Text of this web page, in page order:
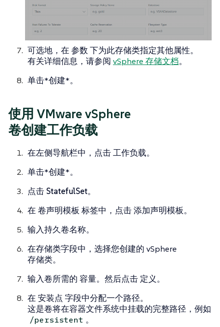
可选地，在 参数 下为此存储类指定其他属性。
有关详细信息，请参阅 vSphere 存储文档。
单击*创建*。
使用 VMware vSphere
卷创建工作负载
在左侧导航栏中，点击工作负载。
单击*创建*。
点击 StatefulSet。
在 卷声明模板 标签中，点击添加声明模板。
输入持久卷名称。
在存储类字段中，选择您创建的 vSphere
存储类。
输入卷所需的 容量。然后点击 定义。
在 安装点 字段中分配一个路径。
这是卷将在容器文件系统中挂载的完整路径，例如
/persistent 。